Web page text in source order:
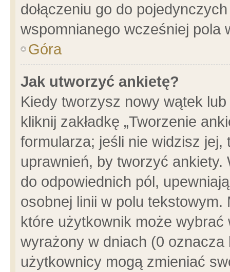
dołączeniu go do
wspomnianego wcześniej pola
Góra
Jak utworzyć ankietę?
Kiedy tworzysz nowy wątek
kliknij zakładkę „Tworzenie
formularza; jeśli nie widzisz
uprawnień, by tworzyć ankiety.
do odpowiednich pól,
osobnej linii w polu
które użytkownik może
wyrażony w dniach (0
użytkownicy mogą zmieniać